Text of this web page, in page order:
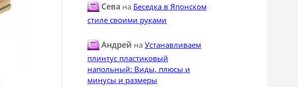
Сева на Беседка в Японском
стиле своими руками
Андрей на Устанавливаем
плинтус пластиковый
напольный: Виды, плюсы и
минусы и размеры